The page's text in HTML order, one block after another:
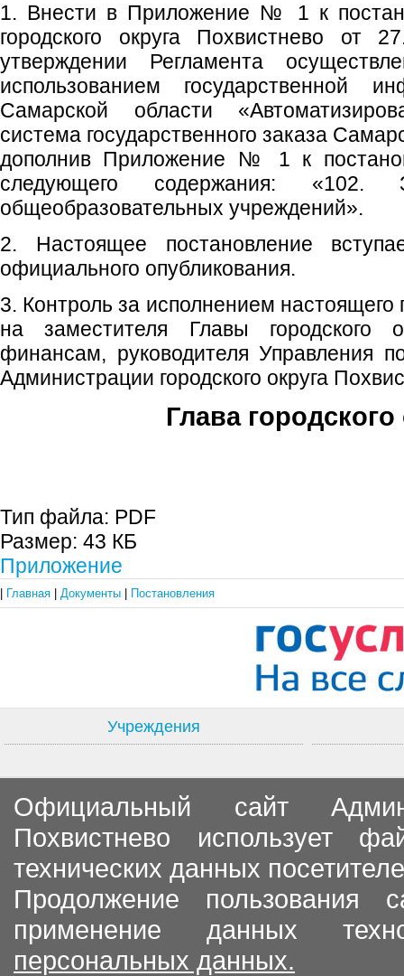
1. Внести в Приложение № 1 к
городского округа Похвистнево
утверждении Регламента
использованием государственной
Самарской области
система государственного заказа
дополнив Приложение № 1 к
следующего содержания: «102.
общеобразовательных учреждений».
2. Настоящее постановление
официального опубликования.
3. Контроль за исполнением настоящего
на заместителя Главы городского
финансам, руководителя Управления
Администрации городского округа
Глава городского
Тип файла: PDF
Размер: 43 КБ
Приложение
Главная Документы Постановления
Учреждения
Официальный сайт
Похвистнево использует
технических данных
Продолжение пользования
применение данных
персональных данных.